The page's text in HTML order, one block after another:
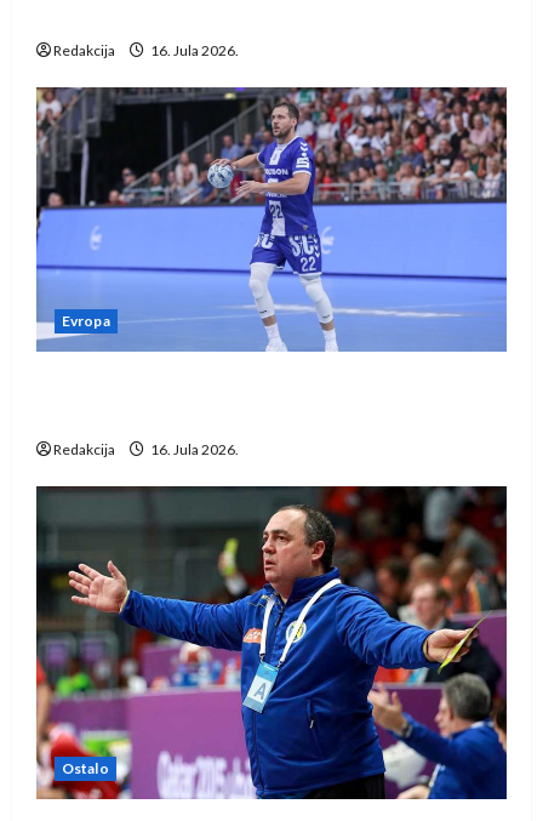
Redakcija 16. Jula 2026.
Evropa
Redakcija 16. Jula 2026.
Ostalo